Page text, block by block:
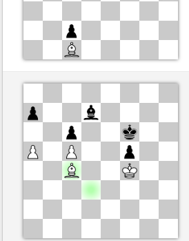
Negras
MB200 (1217) (+7)
Tiempo: 15 minutes/side + 0 seconds/move
Esta partida es por puntos